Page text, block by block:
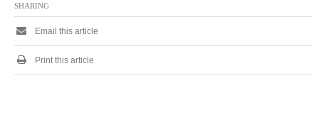
SHARING
Email this article
Print this article